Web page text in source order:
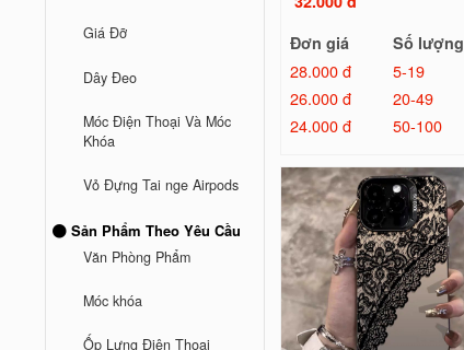
Giá Đỡ
Dây Đeo
Móc Điện Thoại Và Móc
Khóa
Vỏ Đựng Tai nge Airpods
Sản Phẩm Theo Yêu Cầu
Văn Phòng Phẩm
Móc khóa
Ốp Lưng Điện Thoại
Đơn giá
Số lượng
28.000 đ
5-19
26.000 đ
20-49
24.000 đ
50-100